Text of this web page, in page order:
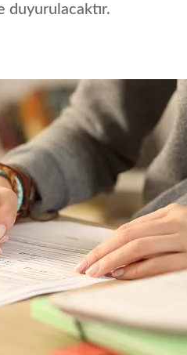
duyurulacaktır.